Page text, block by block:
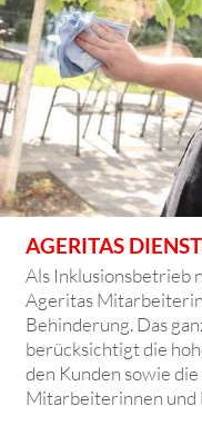
AGERITAS
Als Inklusionsbetrieb
Ageritas
Behinderung. Das
berücksichtigt die
den Kunden sowie
Mitarbeiterinnen